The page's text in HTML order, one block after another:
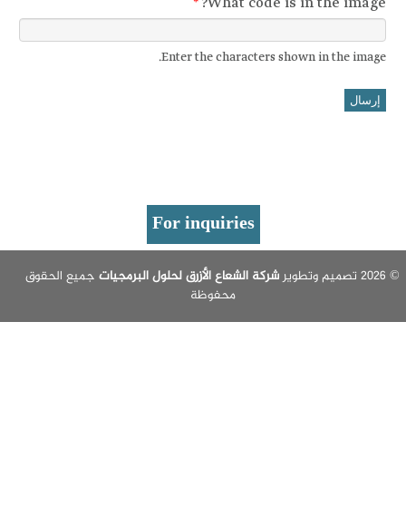
Enter the characters shown in the
For inquiries
شركة الشعاع الأزرق لحلول البرمجياتجميع الحقوق
محفوظة